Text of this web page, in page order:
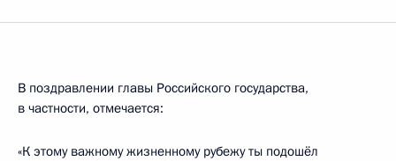
В поздравлении главы Российского государства,
в частности, отмечается:
«К этому важному жизненному рубежу ты подошёл